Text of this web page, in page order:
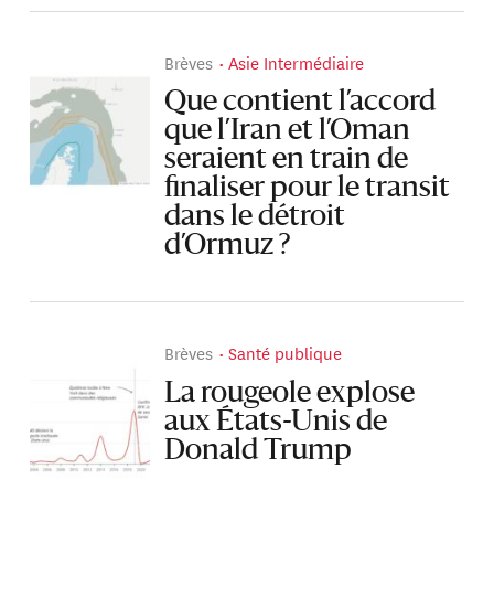
Brèves Asie Intermédiaire
Que contient l’accord
que l’Iran et l’Oman
seraient en train de
finaliser pour le transit
dans le détroit
d’Ormuz ?
Brèves Santé publique
La rougeole explose
aux États-Unis de
Donald Trump